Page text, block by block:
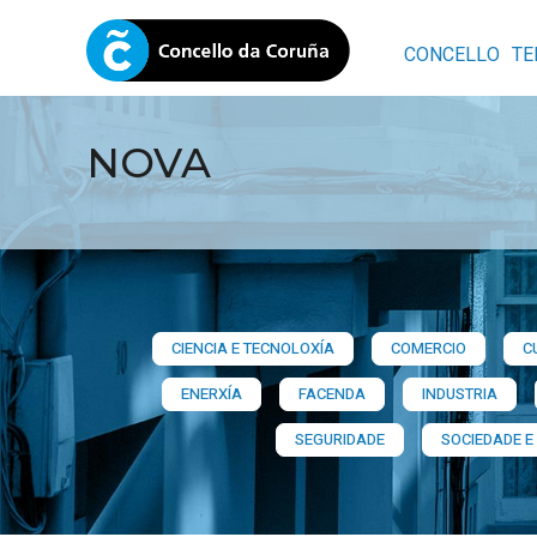
CONCELLO
NOVA
CIENCIA E TECNOLOXÍA COMERCIO
ENERXÍA
FACENDA
INDUSTRIA
SEGURIDADE
SOCIEDADE